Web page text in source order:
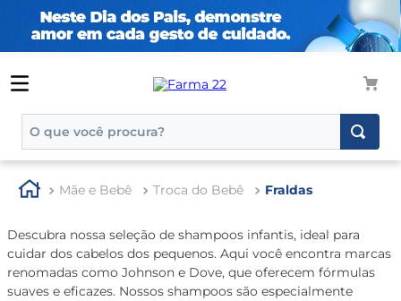
TERMOS MAIS BUSCADOS
1º
tadalafila
rosuvastatina 20mg
3º
generico
4º
aptamil
Mãe e Bebê Troca do Bebê Fraldas
Descubra nossa seleção de shampoos infantis, ideal para
cuidar dos cabelos dos pequenos. Aqui você encontra marcas
renomadas como Johnson e Dove, que oferecem fórmulas
suaves e eficazes. Nossos shampoos são especialmente